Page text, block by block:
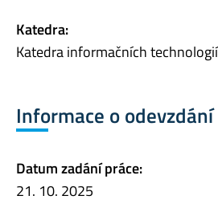
Katedra:
Katedra informačních technologií
Informace o
Datum zadání práce:
21. 10. 2025